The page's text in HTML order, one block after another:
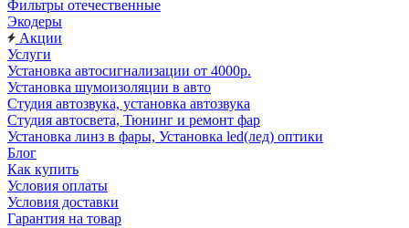
Фильтры отечественные
Экодеры
Акции
Услуги
Установка автосигнализации от 4000р.
Установка шумоизоляции в авто
Студия автозвука, установка автозвука
Студия автосвета, Тюнинг и ремонт фар
Установка линз в фары, Установка led(лед) оптики
Блог
Как купить
Условия оплаты
Условия доставки
Гарантия на товар